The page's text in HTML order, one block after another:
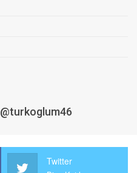
@turkoglum46
Twitter